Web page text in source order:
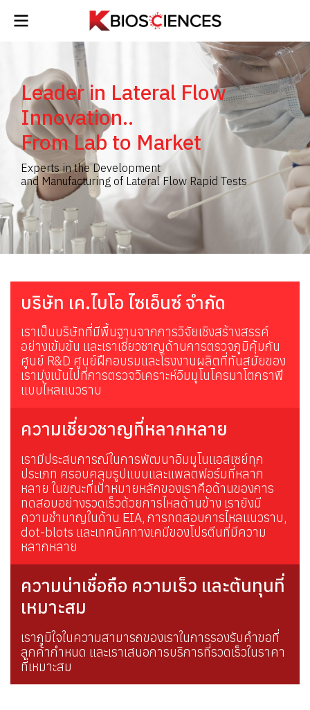
Leader in Lateral Flow
Innovation..
From Lab to Market
Experts in the Development
and Manufacturing of Lateral Flow Rapid Tests
บริษัท เค.ไบโอ ไซเอ็นซ์ จำกัด
เราเป็นบริษัทที่มีพื้นฐานจากการวิจัยเชิงสร้างสรรค์
อย่างเข้มข้น และเราเชี่ยวชาญด้านการตรวจภูมิคุ้มกัน
ศูนย์ R&D ศูนย์ฝึกอบรมและโรงงานผลิตที่ทันสมัยของ
เรามุ่งเน้นไปที่การตรวจวิเคราะห์อิมมูโนโครมาโตกราฟี
แบบไหลแนวราบ
ความเชี่ยวชาญที่หลากหลาย
เรามีประสบการณ์ในการพัฒนาอิมมูโนแอสเซย์ทุก
ประเภท ครอบคลุมรูปแบบและแพลตฟอร์มที่หลาก
หลาย ในขณะที่เป้าหมายหลักของเราคือด้านของการ
ทดสอบอย่างรวดเร็วด้วยการไหลด้านข้าง เรายังมี
ความชำนาญในด้าน EIA, การทดสอบการไหลแนวราบ,
dot-blots และเทคนิคทางเคมีของโปรตีนที่มีความ
หลากหลาย
ความน่าเชื่อถือ ความเร็ว และต้นทุนที่
เหมาะสม
เราภูมิใจในความสามารถของเราในการรองรับคำขอที่
ลูกค้ากำหนด และเราเสนอการบริการที่รวดเร็วในราคา
ที่เหมาะสม